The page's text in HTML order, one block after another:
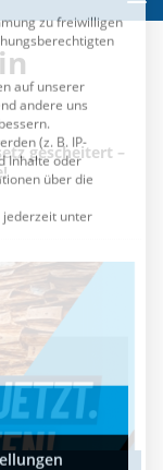
gescheitert –
die eine
Impressum